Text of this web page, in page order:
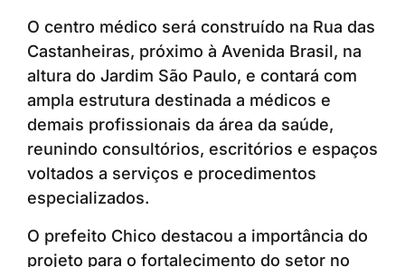
O centro médico será construído na Rua das
Castanheiras, próximo à Avenida Brasil, na
altura do Jardim São Paulo, e contará com
ampla estrutura destinada a médicos e
demais profissionais da área da saúde,
reunindo consultórios, escritórios e espaços
voltados a serviços e procedimentos
especializados.
O prefeito Chico destacou a importância do
projeto para o fortalecimento do setor no